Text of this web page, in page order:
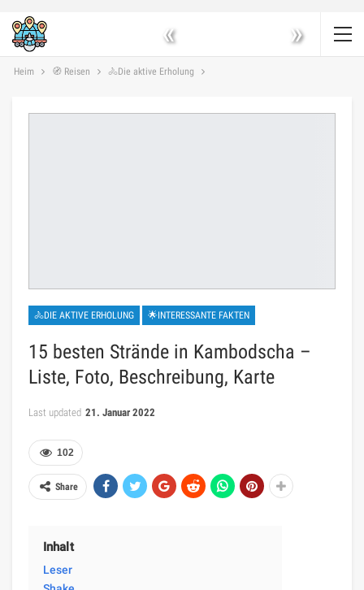
« »
Heim 🧭 Reisen 🚴Die aktive Erholung
🚴DIE AKTIVE ERHOLUNG 🌟INTERESSANTE FAKTEN
15 besten Strände in Kambodscha –
Liste, Foto, Beschreibung, Karte
Last updated 21. Januar 2022
102
Share
Inhalt
Leser